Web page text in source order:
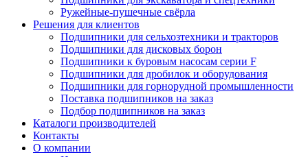
Ружейные-пушечные свёрла
Решения для клиентов
Подшипники для сельхозтехники и тракторов
Подшипники для дисковых борон
Подшипники к буровым насосам серии F
Подшипники для дробилок и оборудования
Подшипники для горнорудной промышленности
Поставка подшипников на заказ
Подбор подшипников на заказ
Каталоги производителей
Контакты
О компании